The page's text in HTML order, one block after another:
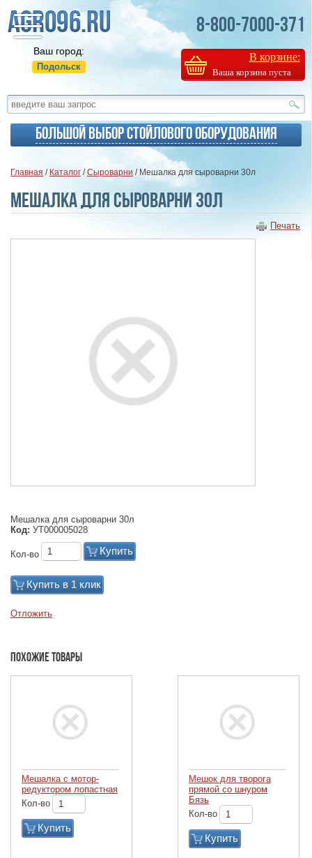
Ваш город:
Подольск
8-800-7000-371
В корзине:
Ваша корзина пуста
Большой выбор стойлового оборудования
Главная / Каталог /Сыроварни / Мешалка для сыроварни 30л
Мешалка для сыроварни 30л
Печать
Мешалка для сыроварни 30л
Код: УТ000005028
Кол-во Купить
Купить в 1 клик
Отложить
Похожие товары
Мешалка с мотор-
редуктором лопастная
Кол-во
Купить
Мешок для творога
прямой со шнуром
Бязь
Кол-во
Купить